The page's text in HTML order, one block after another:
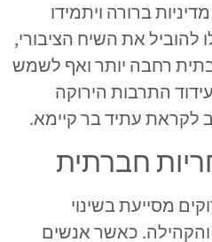
ברורה ויתמידו
להוביל את השיח הציבורי,
רחבה יותר ואף לשמש
התרבות הירוקה
לקראת עתיד בר קיימא.
חברתית
מסייעת בשינוי
כאשר אנשים